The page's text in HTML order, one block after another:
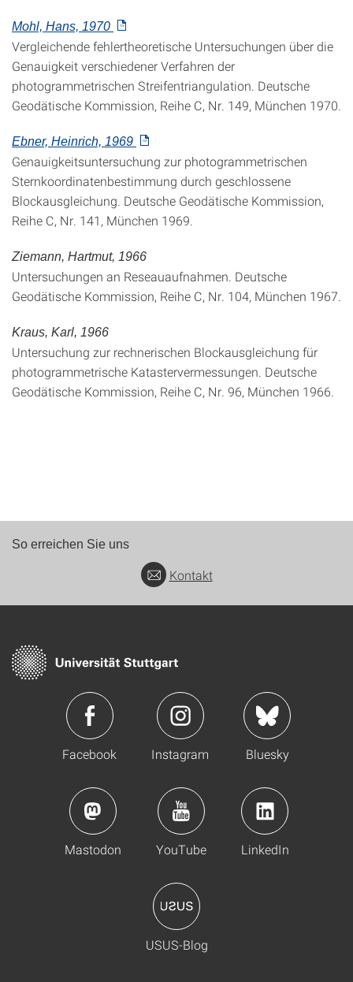
Mohl, Hans, 1970
Vergleichende fehlertheoretische Untersuchungen über die
Genauigkeit verschiedener Verfahren der
photogrammetrischen Streifentriangulation. Deutsche
Geodätische Kommission, Reihe C, Nr. 149, München 1970.
Ebner, Heinrich, 1969
Genauigkeitsuntersuchung zur photogrammetrischen
Sternkoordinatenbestimmung durch geschlossene
Blockausgleichung. Deutsche Geodätische Kommission,
Reihe C, Nr. 141, München 1969.
Ziemann, Hartmut, 1966
Untersuchungen an Reseauaufnahmen. Deutsche
Geodätische Kommission, Reihe C, Nr. 104, München 1967.
Kraus, Karl, 1966
Untersuchung zur rechnerischen Blockausgleichung für
photogrammetrische Katastervermessungen. Deutsche
Geodätische Kommission, Reihe C, Nr. 96, München 1966.
So erreichen Sie uns
Kontakt
Facebook Instagram Bluesky
Mastodon YouTube LinkedIn
USUS-Blog